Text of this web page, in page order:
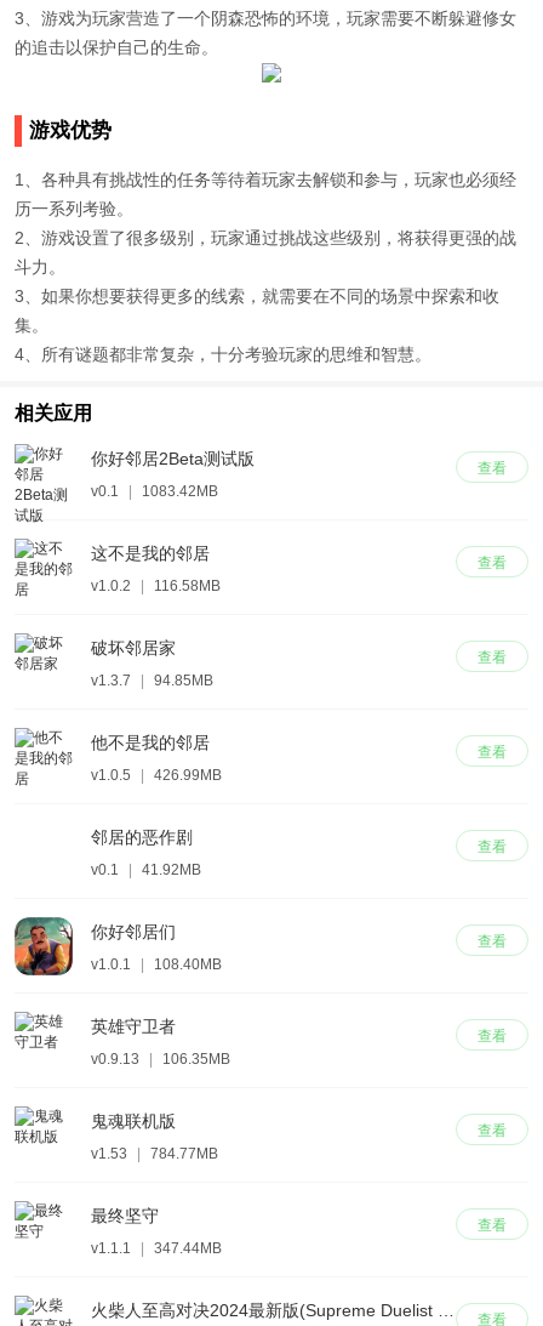
3、游戏为玩家营造了一个阴森恐怖的环境，玩家需要不断躲避修女
的追击以保护自己的生命。
游戏优势
1、各种具有挑战性的任务等待着玩家去解锁和参与，玩家也必须经
历一系列考验。
2、游戏设置了很多级别，玩家通过挑战这些级别，将获得更强的战
斗力。
3、如果你想要获得更多的线索，就需要在不同的场景中探索和收
集。
4、所有谜题都非常复杂，十分考验玩家的思维和智慧。
相关应用
查看
你好邻居2Beta测试版
v0.1 1083.42MB
查看
这不是我的邻居
v1.0.2 116.58MB
查看
破坏邻居家
v1.3.7 94.85MB
查看
他不是我的邻居
v1.0.5 426.99MB
查看
邻居的恶作剧
v0.1 41.92MB
查看
你好邻居们
v1.0.1 108.40MB
查看
英雄守卫者
v0.9.13 106.35MB
查看
鬼魂联机版
v1.53 784.77MB
查看
最终坚守
v1.1.1 347.44MB
查看